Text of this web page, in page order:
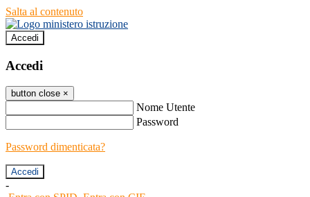
Salta al contenuto
Accedi
Accedi
button close ×
Nome Utente
Password
Password dimenticata?
-